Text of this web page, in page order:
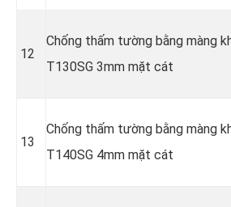
12
Chống thấm tường bằng màng
T130SG 3mm mặt cát
13
Chống thấm tường bằng màng
T140SG 4mm mặt cát